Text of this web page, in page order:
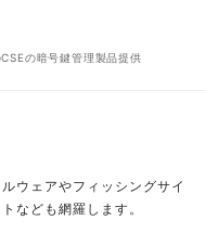
の暗号鍵管理製品提供
ウェアやフィッシングサイ
なども網羅します。